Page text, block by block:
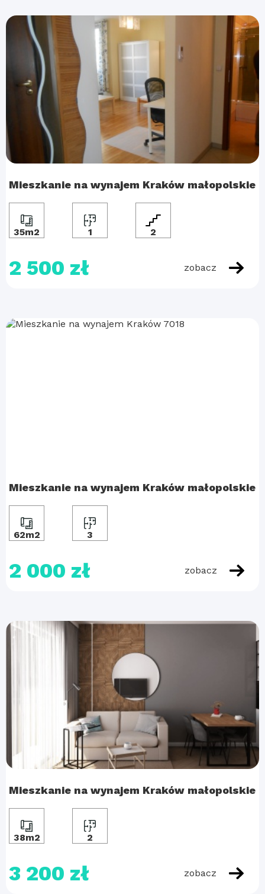
Mieszkanie na wynajem Kraków małopolskie
35m2 1 2
2 500 zł zobacz
Mieszkanie na wynajem Kraków małopolskie
62m2 3
2 000 zł zobacz
Mieszkanie na wynajem Kraków małopolskie
38m2 2
3 200 zł zobacz